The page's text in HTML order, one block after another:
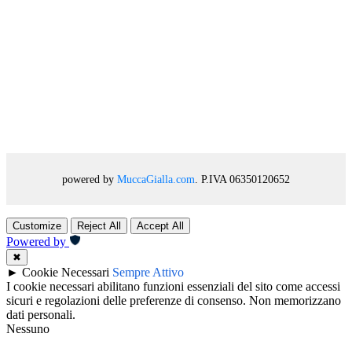
powered by MuccaGialla.com . P.IVA 06350120652
Customize Reject All Accept All
Powered by
✖
► Cookie Necessari Sempre Attivo
I cookie necessari abilitano funzioni essenziali del sito come accessi
sicuri e regolazioni delle preferenze di consenso. Non memorizzano
dati personali.
Nessuno